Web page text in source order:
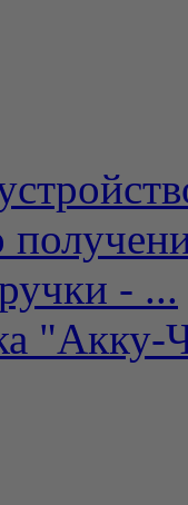
- ...